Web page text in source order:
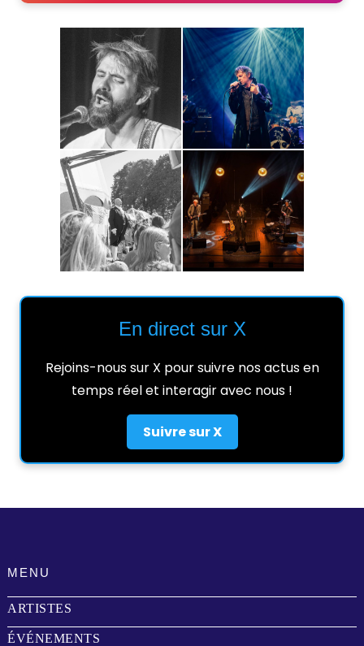
En direct sur X
Rejoins-nous sur X pour suivre nos actus en
temps réel et interagir avec nous !
Suivre sur X
MENU
ARTISTES
ÉVÉNEMENTS